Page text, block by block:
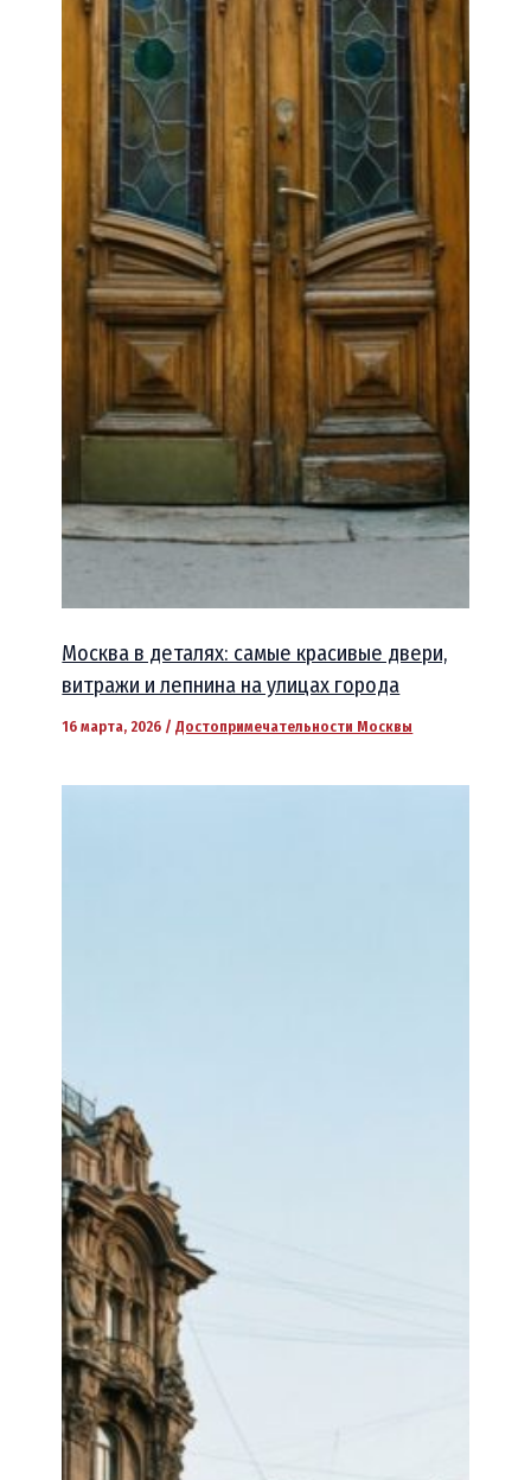
Москва в деталях: самые красивые двери,
витражи и лепнина на улицах города
16 марта, 2026 /Достопримечательности Москвы